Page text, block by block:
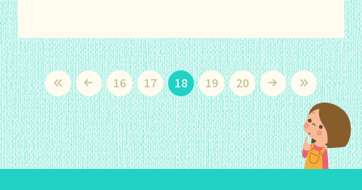
16 17 18 19 20